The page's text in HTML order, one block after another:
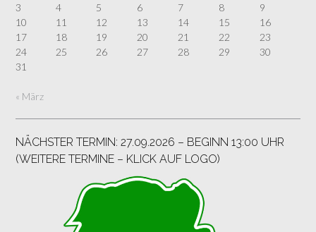
3
4 5 6 7 8
9
10
11 12 13 14 15
16
17
18 19 20 21 22
23
24
25 26 27 28 29
30
31
« März
NÄCHSTER TERMIN: 27.09.2026 – BEGINN 13:00 UHR
(WEITERE TERMINE – KLICK AUF LOGO)